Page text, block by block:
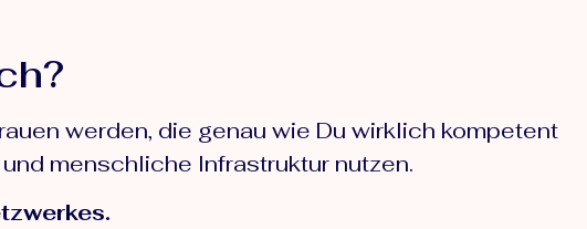
werden, die genau wie Du wirklich kompetent
menschliche Infrastruktur nutzen.